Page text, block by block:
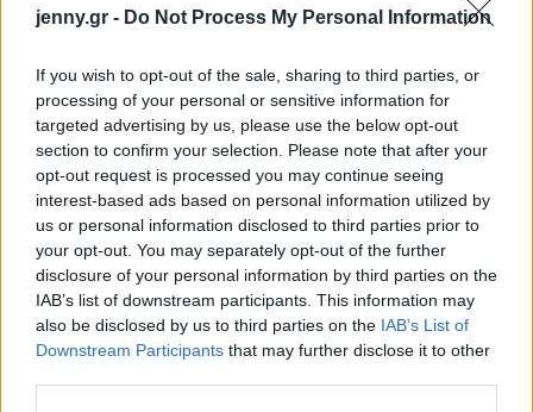
jenny.gr - Do Not Process My Personal Information
If you wish to opt-out of the sale, sharing to third parties, or
processing of your personal or sensitive information for
targeted advertising by us, please use the below opt-out
section to confirm your selection. Please note that after your
opt-out request is processed you may continue seeing
interest-based ads based on personal information utilized by
us or personal information disclosed to third parties prior to
your opt-out. You may separately opt-out of the further
disclosure of your personal information by third parties on the
IAB’s list of downstream participants. This information may
also be disclosed by us to third parties on the IAB’s List of
Downstream Participants that may further disclose it to other
Το gadget από τα IKEA που κοστίζει κάτω από 2
ευρώ και θα βάλει σε τάξη το ντουλάπι της
κουζίνας σου
3-3-3 rule: Ο κανόνας που θα αλλάξει τον τρόπο
που ντύνεσαι